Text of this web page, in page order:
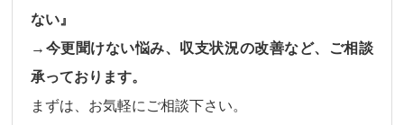
ない』
→今更聞けない悩み、収支状況の改善など、ご相談
承っております。
まずは、お気軽にご相談下さい。